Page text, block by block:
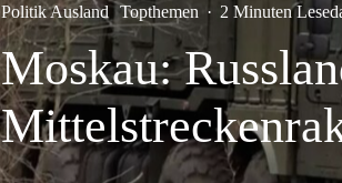
Politik Ausland Topthemen · 2 Minuten
Moskau: